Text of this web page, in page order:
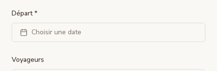
Départ *
Choisir une date
Voyageurs